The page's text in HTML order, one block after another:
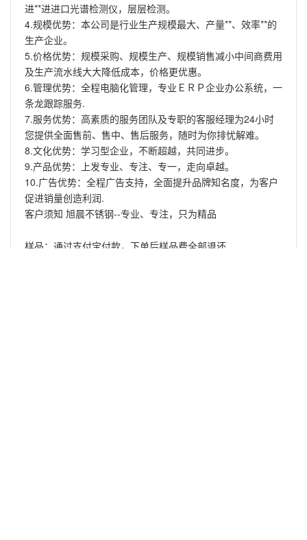
进**进进口光谱检测仪，层层检测。
4.规模优势：本公司是行业生产规模最大、产量**、效率**的
生产企业。
5.价格优势：规模采购、规模生产、规模销售减小中间商费用
及生产流水线大大降低成本，价格更优惠。
6.管理优势：全程电脑化管理，专业ＥＲＰ企业办公系统，一
条龙跟踪服务.
7.服务优势：高素质的服务团队及专职的客服经理为24小时
您提供全面售前、售中、售后服务，随时为你排忧解难。
8.文化优势：学习型企业，不断超越，共同进步。
9.产品优势：上发专业、专注、专一，走向卓越。
10.广告优势：全程广告支持，全面提升品牌知名度，为客户
促进销量创造利润.
客户须知 旭晨不锈钢--专业、专注，只为精品
样品：通过支付宝付款，下单后样品费全部退还